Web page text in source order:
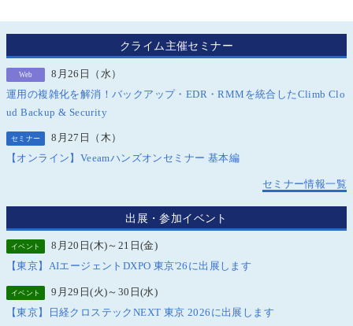
クライム主催セミナー
Web
8月26日（水）
運用の複雑化を解消！バックアップ・EDR・RMMを統合したClimb Clo
ud Backup & Security
セミナー
8月27日（木）
【オンライン】Veeamハンズオンセミナー 基本編
セミナー情報一覧
出展・参加イベント
イベント
8月20日(木)～21日(金)
【東京】AIエージェントDXPO 東京'26に出展します
イベント
9月29日(火)～30日(水)
【東京】日経クロステックNEXT 東京 2026に出展します